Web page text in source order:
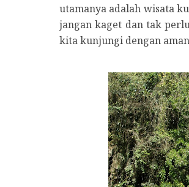
utamanya adalah wisata
jangan kaget dan tak
kita kunjungi dengan